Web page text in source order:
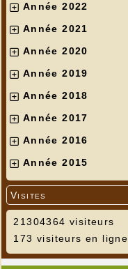
Année 2022
Année 2021
Année 2020
Année 2019
Année 2018
Année 2017
Année 2016
Année 2015
Visites
21304364 visiteurs
173 visiteurs en ligne